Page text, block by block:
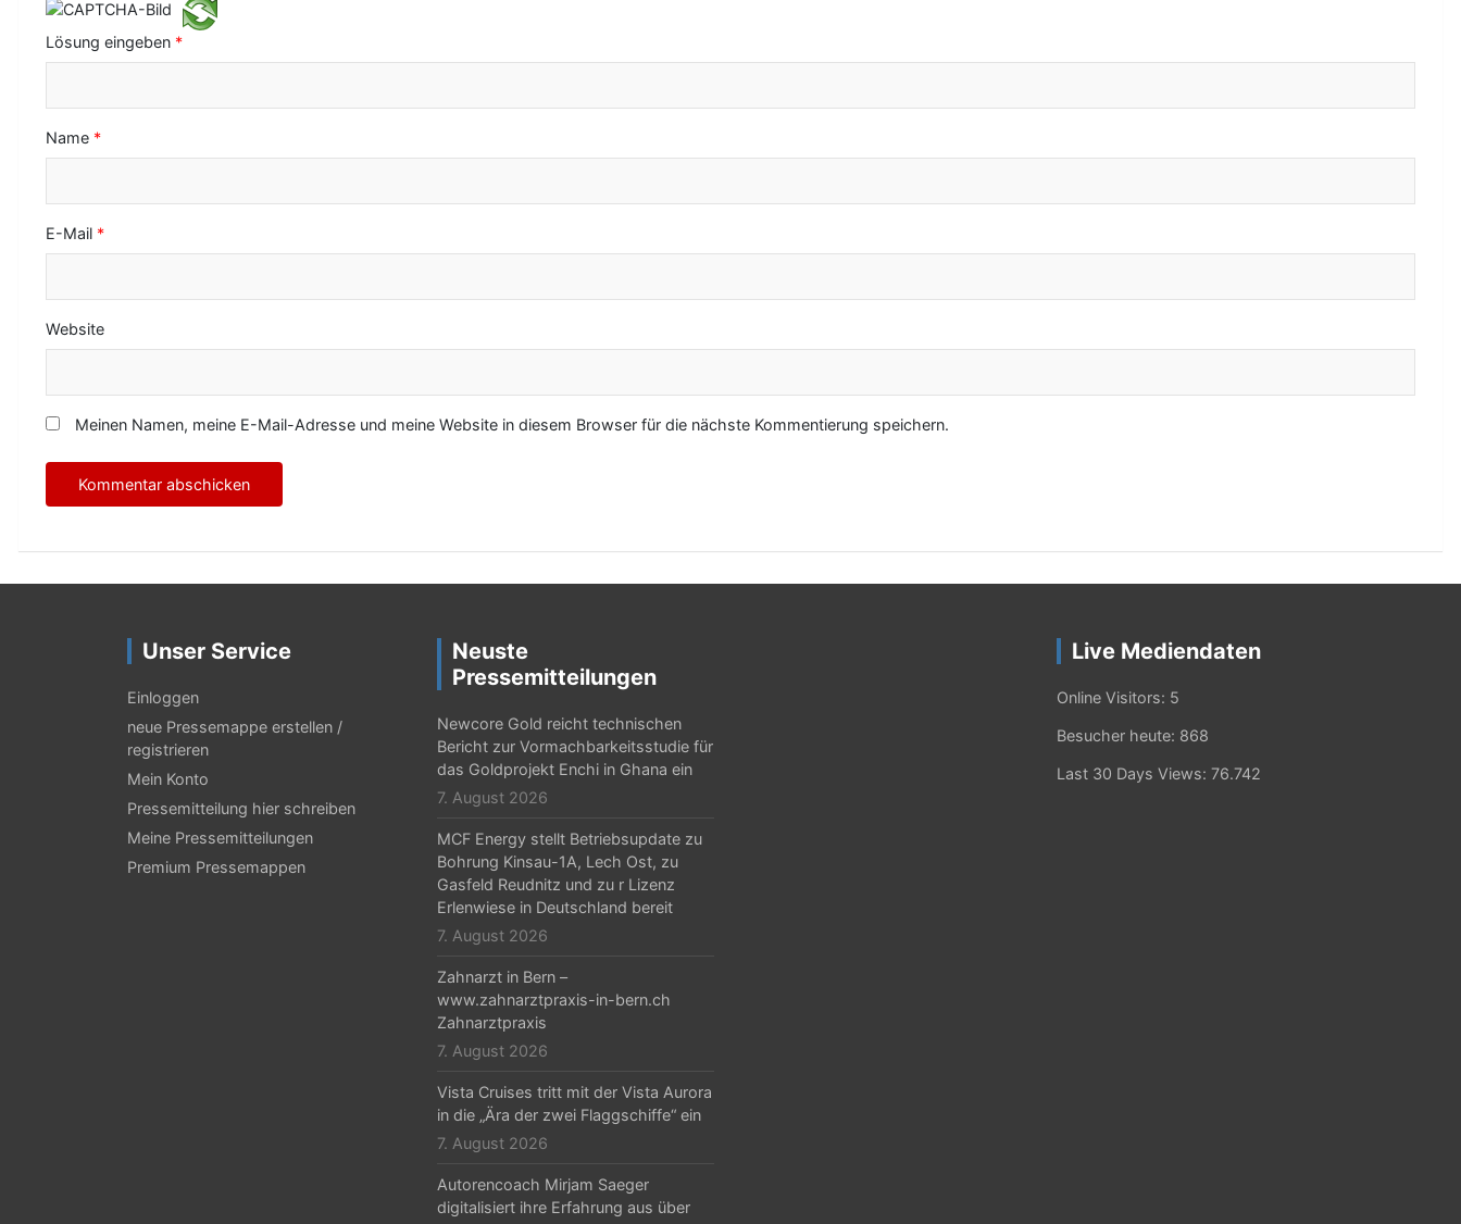
Lösung eingeben *
Name *
E-Mail *
Website
Meinen Namen, meine E-Mail-Adresse und meine Website in diesem Browser für die nächste Kommentierung speichern.
Unser Service
Einloggen
neue Pressemappe erstellen /
registrieren
Mein Konto
Pressemitteilung hier schreiben
Meine Pressemitteilungen
Premium Pressemappen
Neuste
Pressemitteilungen
Newcore Gold reicht technischen
Bericht zur Vormachbarkeitsstudie für
das Goldprojekt Enchi in Ghana ein
7. August 2026
MCF Energy stellt Betriebsupdate zu
Bohrung Kinsau-1A, Lech Ost, zu
Gasfeld Reudnitz und zu r Lizenz
Erlenwiese in Deutschland bereit
7. August 2026
Zahnarzt in Bern –
www.zahnarztpraxis-in-bern.ch
Zahnarztpraxis
7. August 2026
Vista Cruises tritt mit der Vista Aurora
in die „Ära der zwei Flaggschiffe“ ein
7. August 2026
Autorencoach Mirjam Saeger
digitalisiert ihre Erfahrung aus über
Live Mediendaten
Online Visitors: 5
Besucher heute: 868
Last 30 Days Views: 76.742